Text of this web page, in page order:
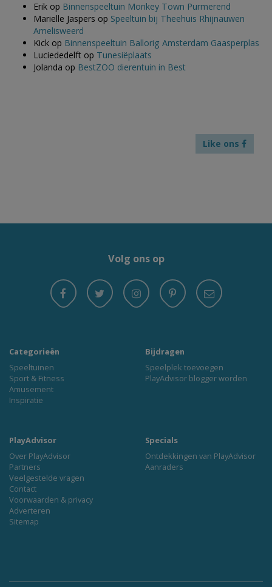
Erik op Binnenspeeltuin Monkey Town Purmerend
Marielle Jaspers op Speeltuin bij Theehuis Rhijnauwen
Amelisweerd
Kick op Binnenspeeltuin Ballorig Amsterdam Gaasperplas
Luciededelft op Tunesiëplaats
Jolanda op BestZOO dierentuin in Best
Like ons
Volg ons op
Categorieën
Speeltuinen
Sport & Fitness
Amusement
Inspiratie
Bijdragen
Speelplek toevoegen
PlayAdvisor blogger worden
PlayAdvisor
Over PlayAdvisor
Partners
Veelgestelde vragen
Contact
Voorwaarden & privacy
Adverteren
Sitemap
Specials
Ontdekkingen van PlayAdvisor
Aanraders